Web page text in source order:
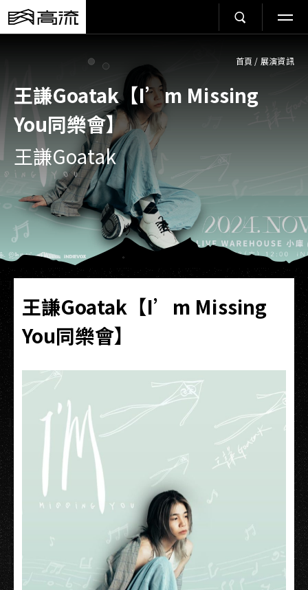
首頁 / 展演資訊
王謙Goatak【I’m Missing
You同樂會】
王謙Goatak
王謙Goatak【I’m Missing
You同樂會】